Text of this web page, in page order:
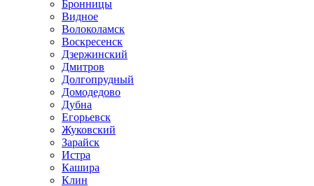
Бронницы
Видное
Волоколамск
Воскресенск
Дзержинский
Дмитров
Долгопрудный
Домодедово
Дубна
Егорьевск
Жуковский
Зарайск
Истра
Кашира
Клин